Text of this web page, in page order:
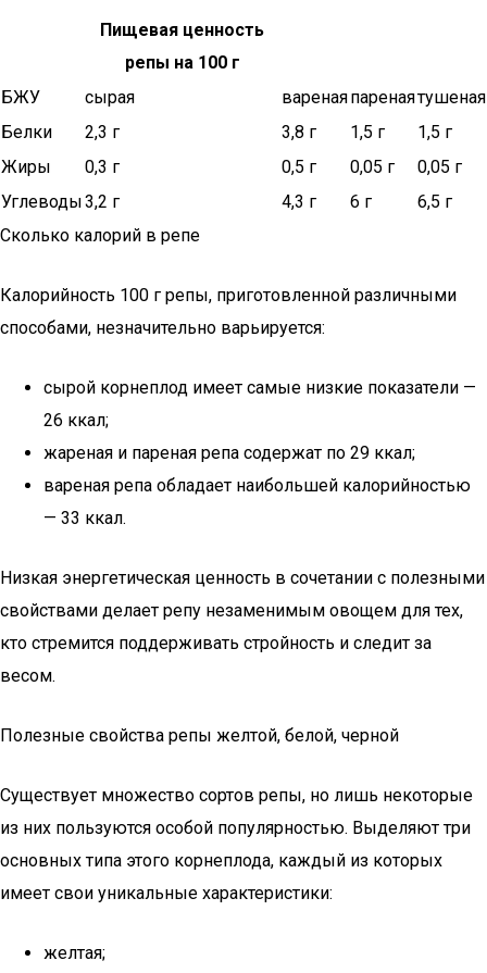
Пищевая ценность
репы на 100 г
БЖУ
сырая варенаяпаренаятушеная
Белки
2,3 г 3,8 г 1,5 г
1,5 г
Жиры
0,3 г 0,5 г 0,05 г
0,05 г
Углеводы3,2 г 4,3 г 6 г
6,5 г
Сколько калорий в репе
Калорийность 100 г репы, приготовленной различными
способами, незначительно варьируется:
сырой корнеплод имеет самые низкие показатели —
26 ккал;
жареная и пареная репа содержат по 29 ккал;
вареная репа обладает наибольшей калорийностью
— 33 ккал.
Низкая энергетическая ценность в сочетании с полезными
свойствами делает репу незаменимым овощем для тех,
кто стремится поддерживать стройность и следит за
весом.
Полезные свойства репы желтой, белой, черной
Существует множество сортов репы, но лишь некоторые
из них пользуются особой популярностью. Выделяют три
основных типа этого корнеплода, каждый из которых
имеет свои уникальные характеристики:
желтая;